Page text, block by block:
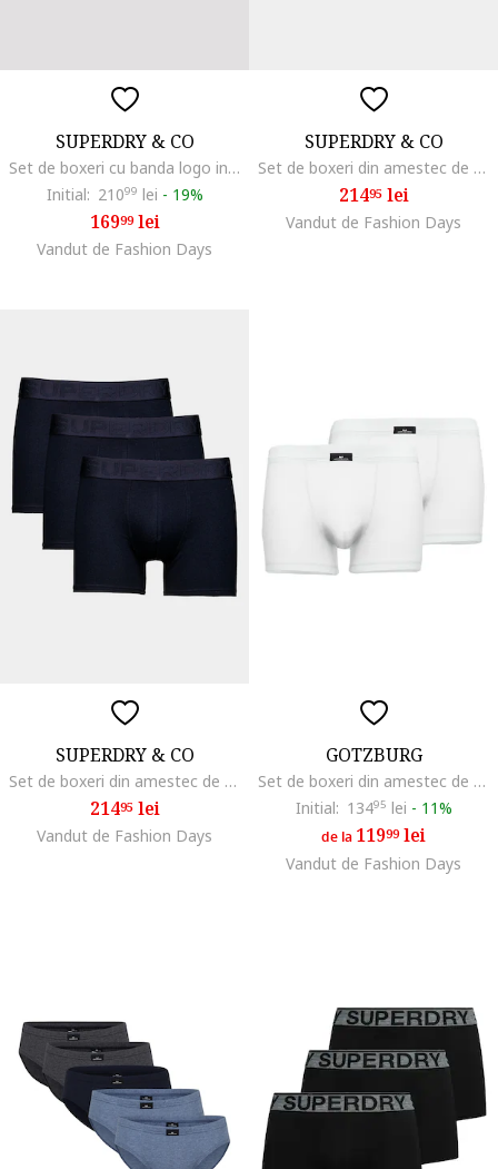
SUPERDRY & CO
Set de boxeri cu banda logo in talie - 3 perechi, Negru/Gri/Portocaliu mandarina
Initial: 21099 lei - 19%
16999lei
Vandut de Fashion Days
SUPERDRY & CO
Set de boxeri din amestec de bumbac cu banda logo in talie - 3 perechi, Bleumarin
21495lei
Vandut de Fashion Days
SUPERDRY & CO
Set de boxeri din amestec de bumbac cu banda logo in talie - 3 perechi, Negru
21495lei
Vandut de Fashion Days
GOTZBURG
Set de boxeri din amestec de bumbac - 2 perechi, Alb
Initial: 13495 lei - 11%
de la 11999lei
Vandut de Fashion Days